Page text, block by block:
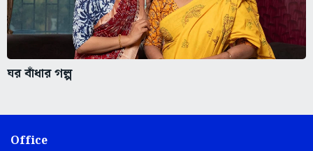
ঘর বাঁধার গল্প
Office